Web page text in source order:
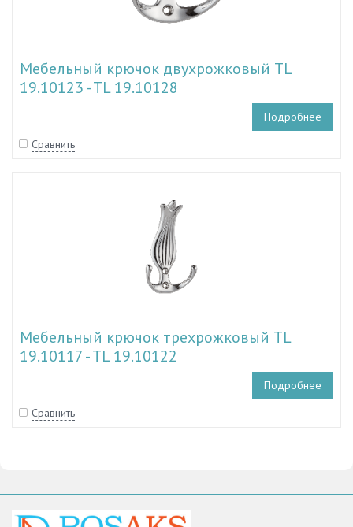
Мебельный крючок двухрожковый TL
19.10123 - TL 19.10128
Подробнее
Сравнить
Мебельный крючок трехрожковый TL
19.10117 - TL 19.10122
Подробнее
Сравнить